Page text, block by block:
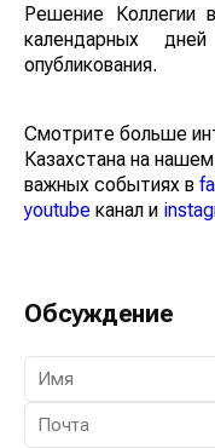
Решение Коллегии
календарных
опубликования.
Смотрите больше
Казахстана на
важных событиях в
youtube канал и
Обсуждение